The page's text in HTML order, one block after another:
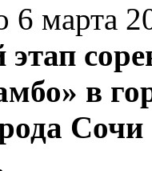
6 марта
этап
в
Сочи